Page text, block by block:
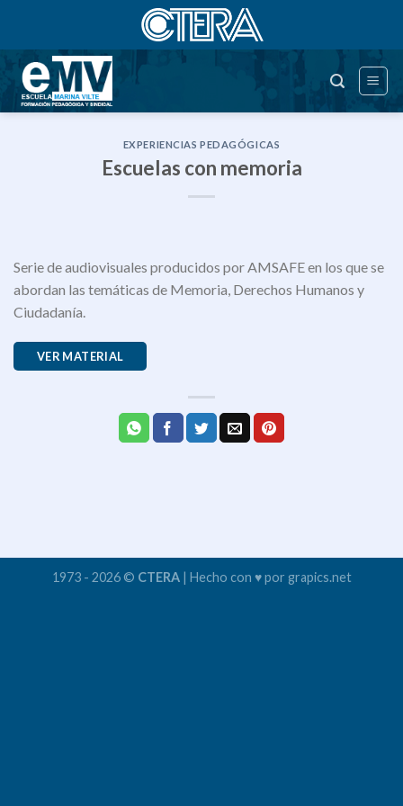
contenido
EXPERIENCIAS PEDAGÓGICAS
Escuelas con memoria
Serie de audiovisuales producidos por AMSAFE en los que se
abordan las temáticas de Memoria, Derechos Humanos y
Ciudadanía.
VER MATERIAL
1973 - 2026 © CTERA| Hecho con ♥ por grapics.net